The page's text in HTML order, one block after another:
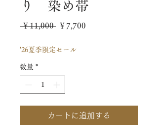
り 染め帯
￥11,000 通￥7,700
'26夏季限定セール
数量 *
カートに追加する